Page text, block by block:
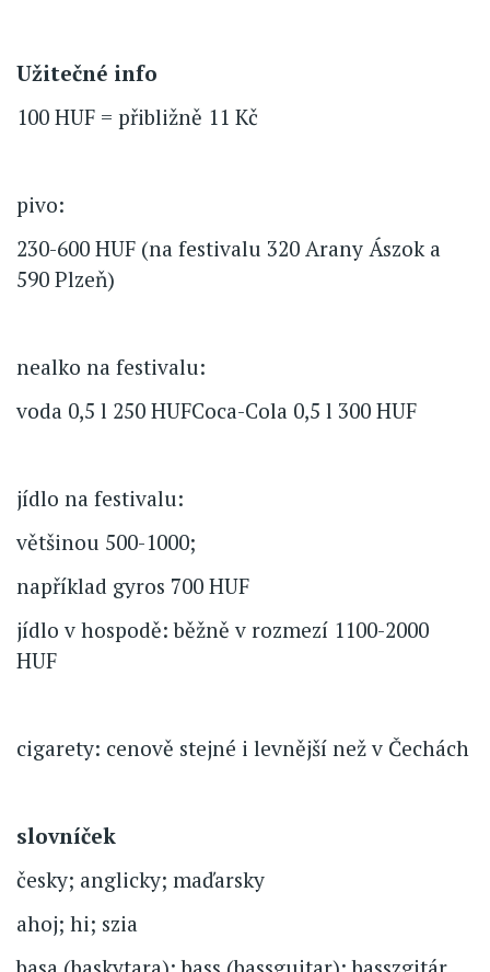
Užitečné info
100 HUF = přibližně 11 Kč
pivo:
230-600 HUF (na festivalu 320 Arany Ászok a
590 Plzeň)
nealko na festivalu:
voda 0,5 l 250 HUFCoca-Cola 0,5 l 300 HUF
jídlo na festivalu:
většinou 500-1000;
například gyros 700 HUF
jídlo v hospodě: běžně v rozmezí 1100-2000
HUF
cigarety: cenově stejné i levnější než v Čechách
slovníček
česky; anglicky; maďarsky
ahoj; hi; szia